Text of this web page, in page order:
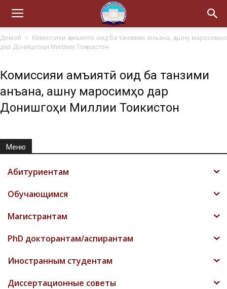
Домой
Комиссияи ҷамъиятӣ оид ба танзими анъана, ҷашну маросимҳо
дар Донишгоҳи Миллии Тоҷикистон
Комиссияи ҷамъиятӣ оид ба танзими
анъана, ҷашну маросимҳо дар
Донишгоҳи Миллии Тоҷикистон
Меню
Абитуриентам
Обучающимся
Магистрантам
PhD докторантам/аспирантам
Иностранным студентам
Диссертационные советы